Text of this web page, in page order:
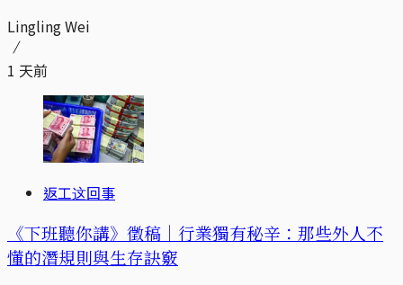
Lingling Wei
1 天前
返工这回事
《下班聽你講》徵稿｜行業獨有秘辛：那些外人不
懂的潛規則與生存訣竅